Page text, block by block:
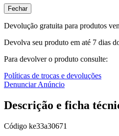
Fechar
Devolução gratuita para produtos
Devolva seu produto em até 7 dias
Para devolver o produto consulte:
Políticas de trocas e devoluções
Denunciar Anúncio
Descrição e ficha
Código ke33a30671